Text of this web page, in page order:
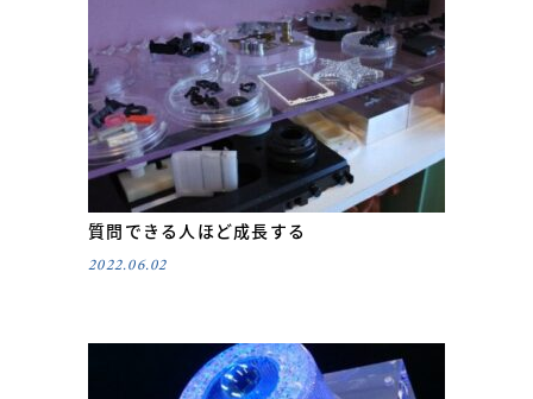
質問できる人ほど成長する
2022.06.02